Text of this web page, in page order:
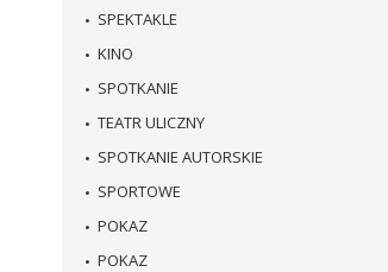
SPEKTAKLE
KINO
SPOTKANIE
TEATR ULICZNY
SPOTKANIE AUTORSKIE
SPORTOWE
POKAZ
POKAZ